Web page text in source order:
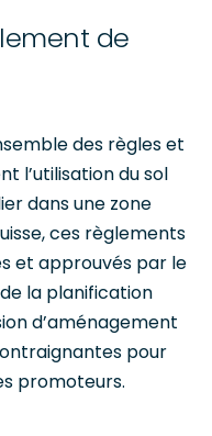
de
des règles et
l’utilisation du sol
dans une zone
ces règlements
et approuvés par le
la planification
d’aménagement
pour
promoteurs.